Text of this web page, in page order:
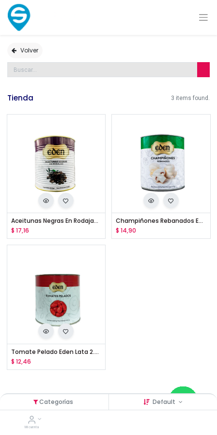
Categorías Default
Mi cuenta
Volver
Tienda 3 items found.
Aceitunas Negras En Rodajas Eden Lata 3 kg
$ 17,16
Champiñones Rebanados Eden Lata 2.84 kg
$ 14,90
Tomate Pelado Eden Lata 2.5 kg
$ 12,46